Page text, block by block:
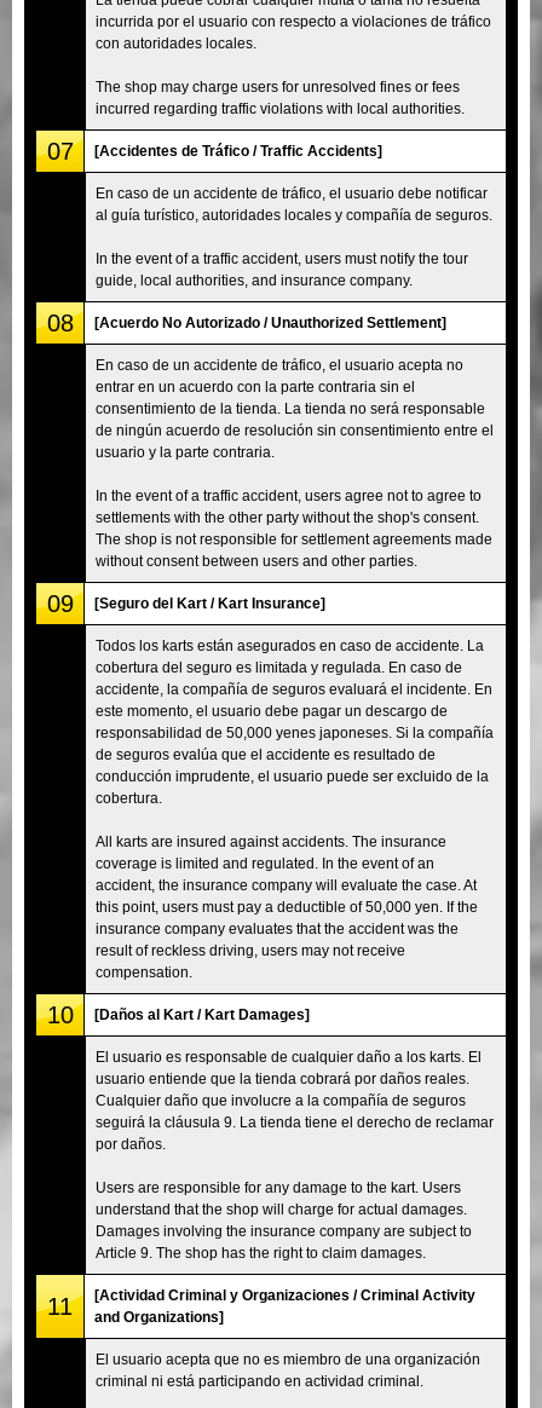
incurrida por el usuario con respecto a violaciones de tráfico
con autoridades locales.
The shop may charge users for unresolved fines or fees
incurred regarding traffic violations with local authorities.
07 [Accidentes de Tráfico / Traffic Accidents]
En caso de un accidente de tráfico, el usuario debe notificar
al guía turístico, autoridades locales y compañía de seguros.
In the event of a traffic accident, users must notify the tour
guide, local authorities, and insurance company.
08 [Acuerdo No Autorizado / Unauthorized Settlement]
En caso de un accidente de tráfico, el usuario acepta no
entrar en un acuerdo con la parte contraria sin el
consentimiento de la tienda. La tienda no será responsable
de ningún acuerdo de resolución sin consentimiento entre el
usuario y la parte contraria.
In the event of a traffic accident, users agree not to agree to
settlements with the other party without the shop's consent.
The shop is not responsible for settlement agreements made
without consent between users and other parties.
09 [Seguro del Kart / Kart Insurance]
Todos los karts están asegurados en caso de accidente. La
cobertura del seguro es limitada y regulada. En caso de
accidente, la compañía de seguros evaluará el incidente. En
este momento, el usuario debe pagar un descargo de
responsabilidad de 50,000 yenes japoneses. Si la compañía
de seguros evalúa que el accidente es resultado de
conducción imprudente, el usuario puede ser excluido de la
cobertura.
All karts are insured against accidents. The insurance
coverage is limited and regulated. In the event of an
accident, the insurance company will evaluate the case. At
this point, users must pay a deductible of 50,000 yen. If the
insurance company evaluates that the accident was the
result of reckless driving, users may not receive
compensation.
10 [Daños al Kart / Kart Damages]
El usuario es responsable de cualquier daño a los karts. El
usuario entiende que la tienda cobrará por daños reales.
Cualquier daño que involucre a la compañía de seguros
seguirá la cláusula 9. La tienda tiene el derecho de reclamar
por daños.
Users are responsible for any damage to the kart. Users
understand that the shop will charge for actual damages.
Damages involving the insurance company are subject to
Article 9. The shop has the right to claim damages.
11
[Actividad Criminal y Organizaciones / Criminal Activity
and Organizations]
El usuario acepta que no es miembro de una organización
criminal ni está participando en actividad criminal.